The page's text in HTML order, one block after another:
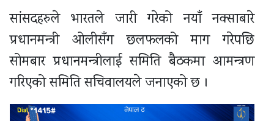
सांसदहरुले भारतले जारी गरेको नयाँ नक्साबारे
प्रधानमन्त्री ओलीसँग छलफलको माग गरेपछि
सोमबार प्रधानमन्त्रीलाई समिति बैठकमा आमन्त्रण
गरिएको समिति सचिवालयले जनाएको छ ।